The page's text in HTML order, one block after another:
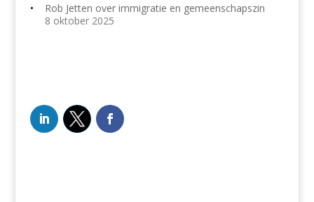
Rob Jetten over immigratie en gemeenschapszin
8 oktober 2025